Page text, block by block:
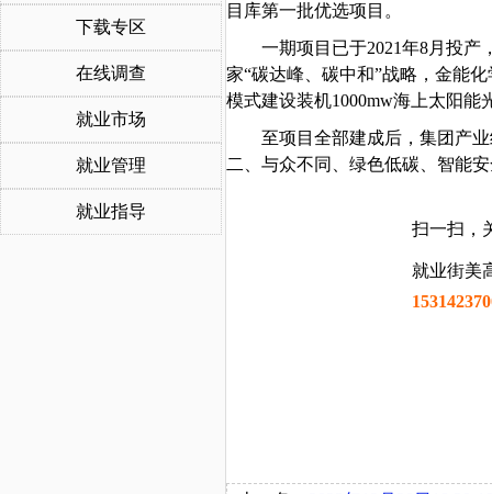
下载专区
在线调查
就业市场
就业管理
就业指导
目库第一批优选项目。
一期项目已于2021年8月投产
家“碳达峰、碳中和”战略，金能
模式建设装机1000mw海上太阳能
至项目全部建成后，集团产
二、与众不同、绿色低碳、智能
扫一扫，
就业街美